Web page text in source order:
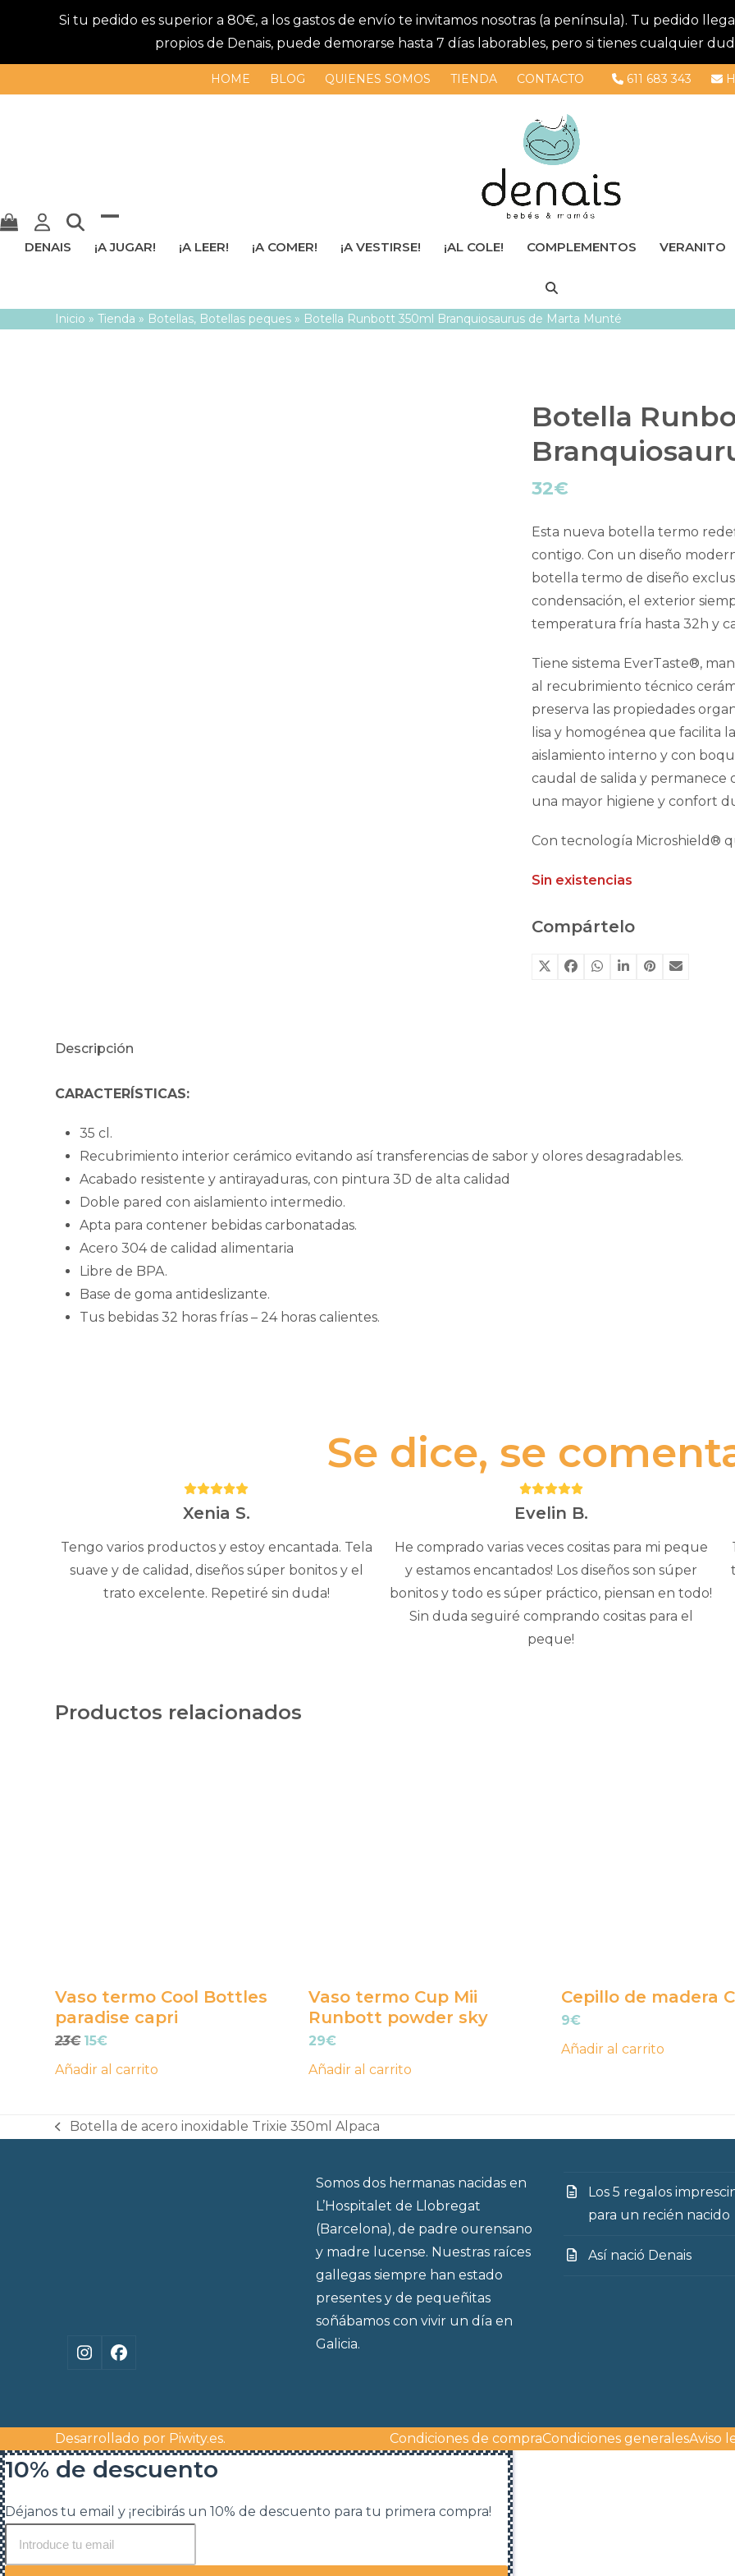
Si tu pedido es superior a 80€, a los gastos de envío te invitamos nosotras (a península). Tu pedido
propios de Denais, puede demorarse hasta 7 días laborables, pero si tienes cualquier
HOME BLOG QUIENES SOMOS TIENDA CONTACTO 611 683 343
Mostrar
menú
Cerrar
DENAIS ¡A JUGAR! ¡A LEER! ¡A COMER! ¡A VESTIRSE! ¡AL COLE! COMPLEMENTOS VERANITO
Inicio »Tienda » Botellas, Botellas peques » Botella Runbott 350ml Branquiosaurus de Marta Munté
Botella
32€
Esta nueva botella termo
contigo. Con un diseño
botella termo de diseño
condensación, el exterior
temperatura fría hasta 32h y
Tiene sistema EverTaste®,
al recubrimiento técnico
preserva las propiedades
lisa y homogénea que facilita
aislamiento interno y con
caudal de salida y permanece
una mayor higiene y confort
Con tecnología Microshield®
Sin existencias
Compártelo
Descripción
CARACTERÍSTICAS:
35 cl.
Recubrimiento interior cerámico evitando así transferencias de sabor y olores desagradables.
Acabado resistente y antirayaduras, con pintura 3D de alta calidad
Doble pared con aislamiento intermedio.
Apta para contener bebidas carbonatadas.
Acero 304 de calidad alimentaria
Libre de BPA.
Base de goma antideslizante.
Tus bebidas 32 horas frías – 24 horas calientes.
Se dice, se
Puntuación:
5
Xenia S.
Tengo varios productos y estoy encantada. Tela
suave y de calidad, diseños súper bonitos y el
trato excelente. Repetiré sin duda!
Puntuación:
5
Evelin B.
He comprado varias veces cositas para mi peque
y estamos encantados! Los diseños son súper
bonitos y todo es súper práctico, piensan en todo!
Sin duda seguiré comprando cositas para el
peque!
Productos relacionados
Vaso termo Cool Bottles
paradise capri
23€ El
original
15€
actual
Añadir al carrito
Vaso termo Cup Mii
Runbott powder sky
29€
Añadir al carrito
Cepillo de madera
9€
Añadir al carrito
previous
Botella de acero inoxidable Trixie 350ml Alpaca
Instagram
Facebook
Somos dos hermanas nacidas en
L’Hospitalet de Llobregat
(Barcelona), de padre ourensano
y madre lucense. Nuestras raíces
gallegas siempre han estado
presentes y de pequeñitas
soñábamos con vivir un día en
Galicia.
Los 5 regalos
para un recién nacido
Así nació Denais
Desarrollado por Piwity.es. Condiciones de compraCondiciones generalesAviso
10% de descuento
Déjanos tu email y ¡recibirás un 10% de descuento para tu primera compra!